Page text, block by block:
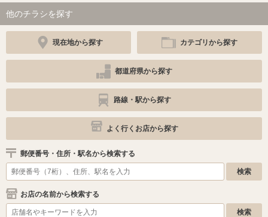
他のチラシを探す
現在地から探す カテゴリから探す
都道府県から探す
路線・駅から探す
よく行くお店から探す
郵便番号・住所・駅名から検索する
お店の名前から検索する